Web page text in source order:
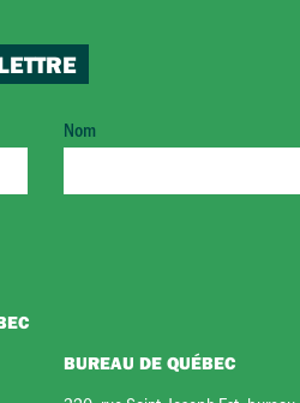
Nom
BUREAU DE QUÉBEC